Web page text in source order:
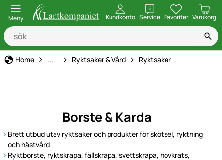
Meny Kundkonto ServiceöppnaFavoriter Varukorg
Home Ponny
... Ryktsaker & Vård Ryktsaker
Borste & Karda
Brett utbud utav ryktsaker och produkter för skötsel, ryktning
och hästvård
Ryktborste, ryktskrapa, fällskrapa, svettskrapa, hovkrats,